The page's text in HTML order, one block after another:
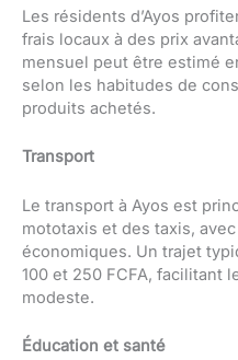
Les résidents d’Ayos
frais locaux à des prix
mensuel peut être estimé
selon les habitudes de
produits achetés.
Transport
Le transport à Ayos est
mototaxis et des taxis,
économiques. Un trajet
100 et 250 FCFA, facilitant
modeste.
Éducation et santé